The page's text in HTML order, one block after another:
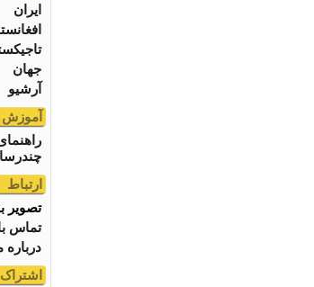
ایران
جهان
آرشیو
آموزش
ارتباط
تصویر
تماس
درباره